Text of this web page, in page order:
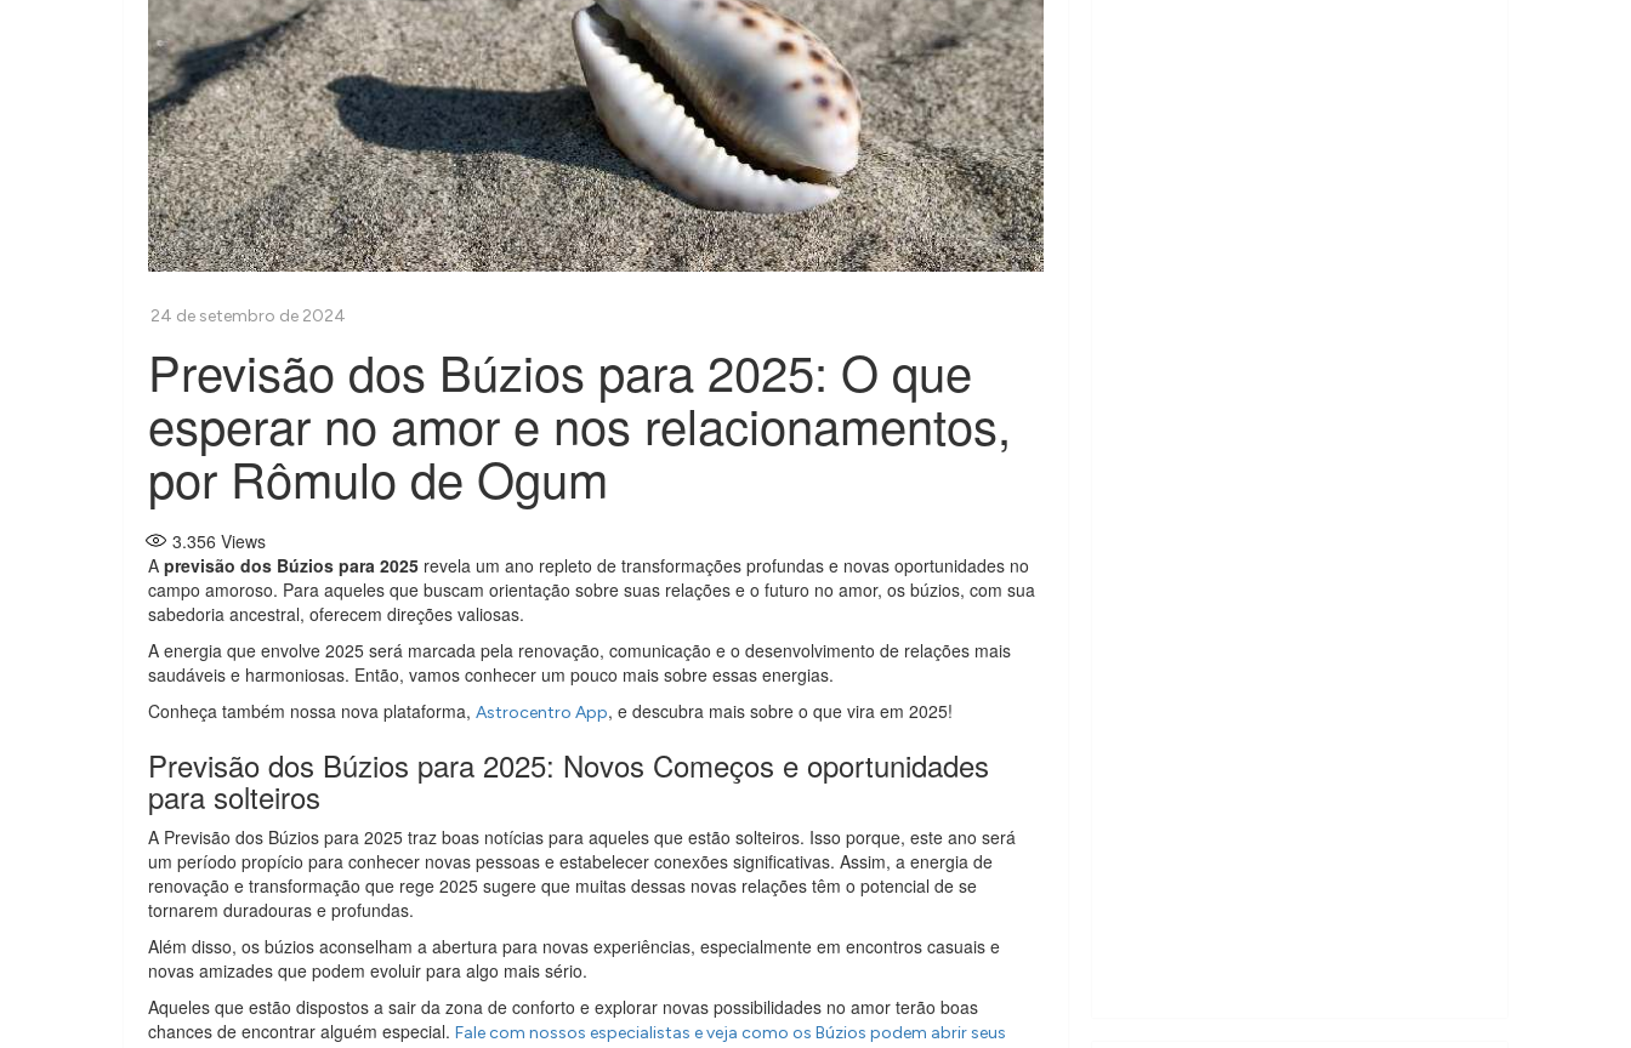
Previsão dos Búzios para 2025: O que
esperar no amor e nos relacionamentos,
por Rômulo de Ogum
3.356 Views
A previsão dos Búzios para 2025 revela um ano repleto de transformações profundas e novas oportunidades no
campo amoroso. Para aqueles que buscam orientação sobre suas relações e o futuro no amor, os búzios, com sua
sabedoria ancestral, oferecem direções valiosas.
A energia que envolve 2025 será marcada pela renovação, comunicação e o desenvolvimento de relações mais
saudáveis e harmoniosas. Então, vamos conhecer um pouco mais sobre essas energias.
Conheça também nossa nova plataforma, Astrocentro App, e descubra mais sobre o que vira em 2025!
Previsão dos Búzios para 2025: Novos Começos e oportunidades
para solteiros
A Previsão dos Búzios para 2025 traz boas notícias para aqueles que estão solteiros. Isso porque, este ano será
um período propício para conhecer novas pessoas e estabelecer conexões significativas. Assim, a energia de
renovação e transformação que rege 2025 sugere que muitas dessas novas relações têm o potencial de se
tornarem duradouras e profundas.
Além disso, os búzios aconselham a abertura para novas experiências, especialmente em encontros casuais e
novas amizades que podem evoluir para algo mais sério.
Aqueles que estão dispostos a sair da zona de conforto e explorar novas possibilidades no amor terão boas
chances de encontrar alguém especial. Fale com nossos especialistas e veja como os Búzios podem abrir seus